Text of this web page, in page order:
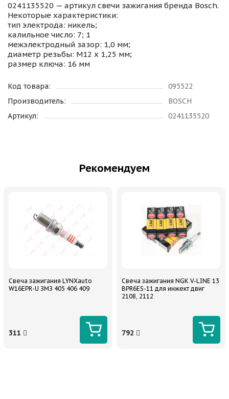
0241135520 — артикул свечи зажигания бренда Bosch.
Некоторые характеристики:
тип электрода: никель;
калильное число: 7; 1
межэлектродный зазор: 1,0 мм;
диаметр резьбы: M12 x 1,25 мм;
размер ключа: 16 мм
Код товара:
095522
Производитель:
BOSCH
Артикул:
0241135520
Рекомендуем
Свеча зажигания LYNXauto
W16EPR-U ЗМЗ 405 406 409
311
Свеча зажигания NGK V-LINE 13
BPR6ES-11 для инжект двиг
2108, 2112
792